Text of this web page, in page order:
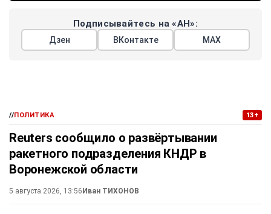
Подписывайтесь на «АН»:
Дзен ВКонтакте МАХ
//ПОЛИТИКА 13+
Reuters сообщило о развёртывании
ракетного подразделения КНДР в
Воронежской области
5 августа 2026, 13:56Иван ТИХОНОВ